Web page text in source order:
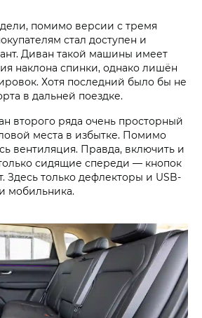
помимо версии с тремя
стал доступен и
Диван такой машины имеет
наклона спинки, однако лишён
Хотя последний было бы не
в дальней поездке.
второго ряда очень просторный
места в избытке. Помимо
вентиляция. Правда, включить и
сидящие спереди — кнопок
Здесь только дефлекторы и USB-
мобильника.